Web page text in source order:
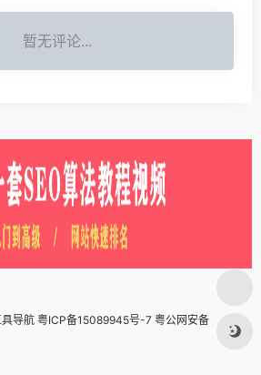
暂无评论...
导航 粤ICP备15089945号-7 粤公网安备